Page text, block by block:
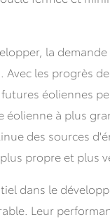
la demande
les progrès
éoliennes
éolienne à plus
des sources
propre et plus
dans le
Leur